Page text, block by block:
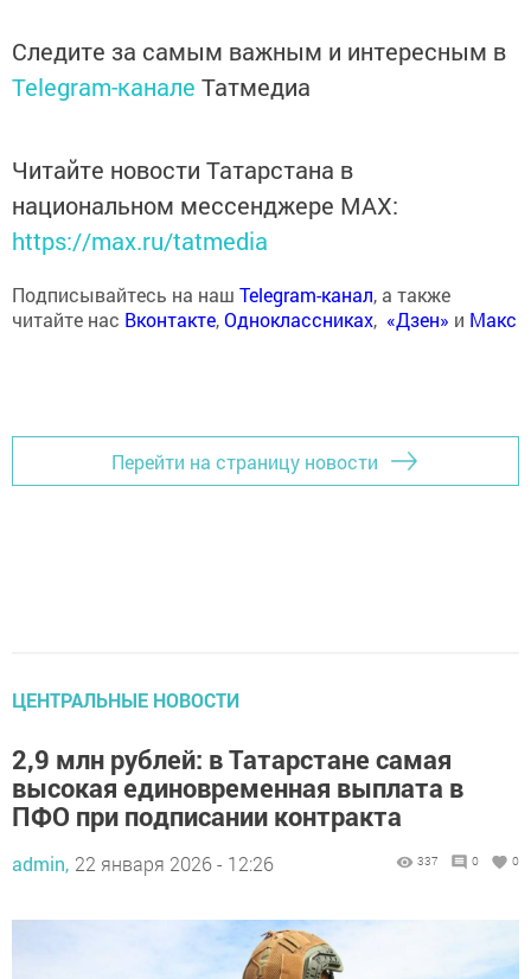
Следите за самым важным и интересным в
Telegram-канале Татмедиа
Читайте новости Татарстана в
национальном мессенджере MАХ:
https://max.ru/tatmedia
Подписывайтесь на наш Telegram-канал, а также
читайте нас Вконтакте,Одноклассниках, «Дзен» и Макс
Перейти на страницу новости
ЦЕНТРАЛЬНЫЕ НОВОСТИ
2,9 млн рублей: в Татарстане самая
высокая единовременная выплата в
ПФО при подписании контракта
admin, 22 января 2026 - 12:26 337 0 0